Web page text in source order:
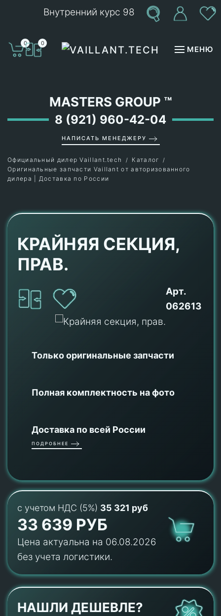
Внутренний курс 98
0 0
МЕНЮ
MASTERS GROUP ™
8 (921) 960-42-04
НАПИСАТЬ МЕНЕДЖЕРУ
Официальный дилер Vaillant.tech
Каталог
Оригинальные запчасти Vaillant от авторизованного
дилера | Доставка по России
КРАЙНЯЯ СЕКЦИЯ,
ПРАВ.
Арт.
062613
Только оригинальные запчасти
Полная комплектность на фото
Доставка по всей России
ПОДРОБНЕЕ
с учетом НДС (5%) 35 321 руб
33 639 РУБ
Цена актуальна на 06.08.2026
без учета логистики.
НАШЛИ ДЕШЕВЛЕ?